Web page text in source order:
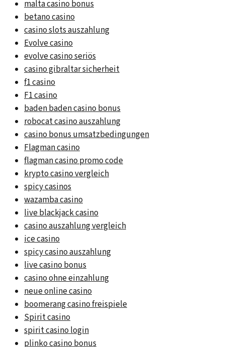
malta casino bonus
betano casino
casino slots auszahlung
Evolve casino
evolve casino seriös
casino gibraltar sicherheit
f1 casino
F1 casino
baden baden casino bonus
robocat casino auszahlung
casino bonus umsatzbedingungen
Flagman casino
flagman casino promo code
krypto casino vergleich
spicy casinos
wazamba casino
live blackjack casino
casino auszahlung vergleich
ice casino
spicy casino auszahlung
live casino bonus
casino ohne einzahlung
neue online casino
boomerang casino freispiele
Spirit casino
spirit casino login
plinko casino bonus